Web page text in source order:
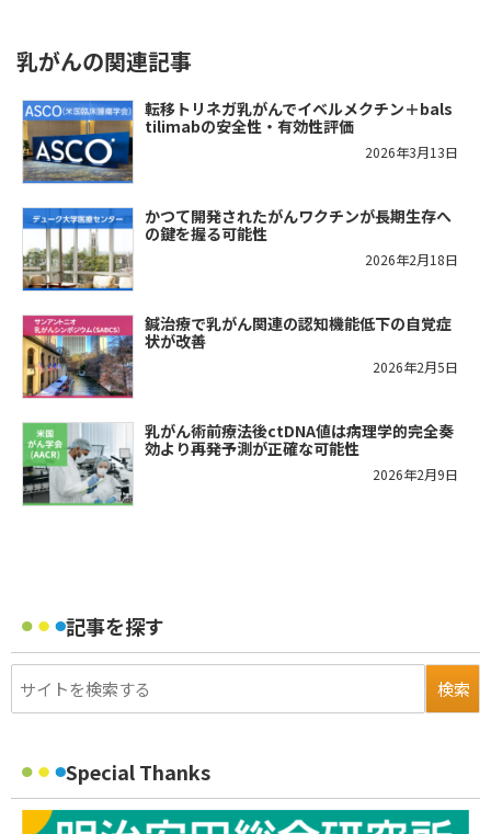
乳がんの関連記事
転移トリネガ乳がんでイベルメクチン＋bals
tilimabの安全性・有効性評価
2026年3月13日
かつて開発されたがんワクチンが長期生存へ
の鍵を握る可能性
2026年2月18日
鍼治療で乳がん関連の認知機能低下の自覚症
状が改善
2026年2月5日
乳がん術前療法後ctDNA値は病理学的完全奏
効より再発予測が正確な可能性
2026年2月9日
記事を探す
Special Thanks